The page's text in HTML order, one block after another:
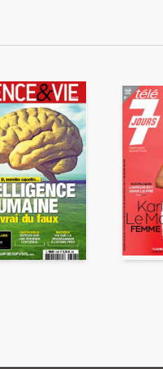
acceptez que ces informations
à votre demande de
email et celle de votre ami ne
Pour en savoir plus, consultez